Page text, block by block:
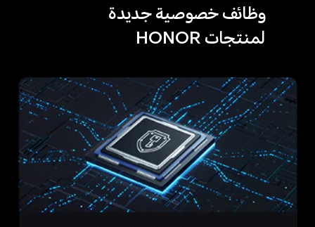
وظائف خصوصية جديدة
لمنتجات HONOR